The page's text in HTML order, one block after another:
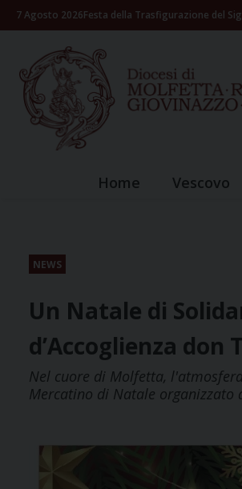
Skip7 Agosto 2026Festa della Trasfigurazione del
Home Vescovo
NEWS
Un Natale di
d’Accoglienza don
Nel cuore di Molfetta,
Mercatino di Natale organizzato